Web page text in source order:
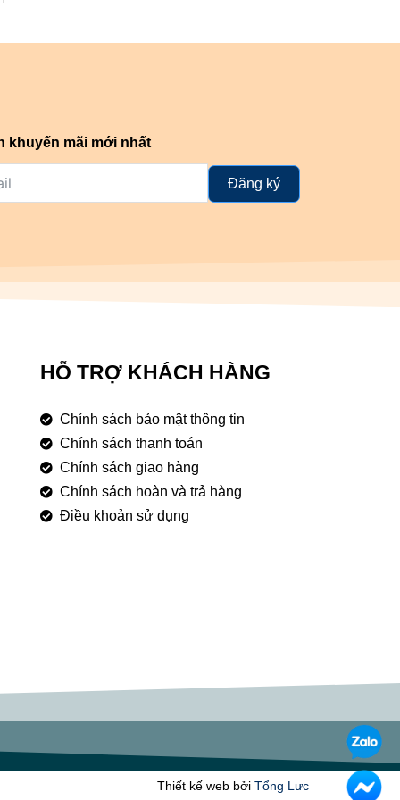
khuyến mãi mới nhất
Đăng ký
HỖ TRỢ KHÁCH HÀNG
Chính sách bảo mật thông tin
Chính sách thanh toán
Chính sách giao hàng
Chính sách hoàn và trả hàng
Điều khoản sử dụng
Thiết kế web bởi Tổng Lưc